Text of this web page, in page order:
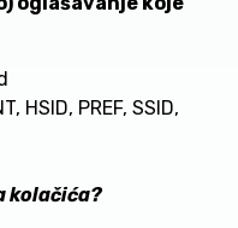
HSID, PREF, SSID,
kolačića?